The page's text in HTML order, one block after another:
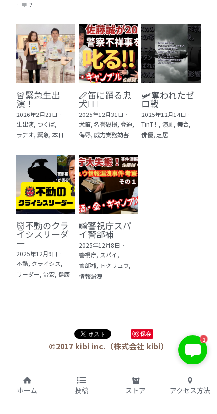
·
2
🚨緊急生出
演！
2026年2月23日 ·
生出演, つくば,
ラヂオ, 緊急, 本日
🪈笛に踊る忠
犬🐕‍🦺
2025年12月31日 ·
犬笛, 名誉毀損, 脅迫,
侮辱, 威力業務妨害
🛩️奪われたゼ
ロ戦
2025年12月14日 ·
TinT！, 演劇, 舞台,
俳優, 芝居
👹不動のクラ
イシスリーダ
ー
2025年12月9日 ·
不動, クライシス,
リーダー, 治安, 健康
📸警視庁スパ
イ警部補
2025年12月8日 ·
警視庁, スパイ,
警部補, トクリュウ,
情報漏洩
保存
©2017 kibi inc.（株式会社 kibi）
ホーム 投稿 ストア アクセス方法
KIBI 榎本澄雄
お問い合わせは今すぐ👉
1